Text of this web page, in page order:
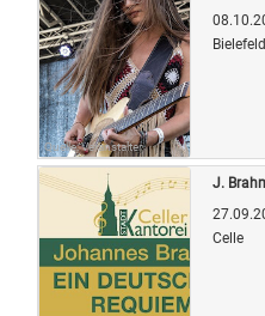
Quelle: Veranstalter
Bielefeld
J.
Celle